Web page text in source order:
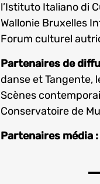
l’Istituto Italiano di
Wallonie Bruxelles
Forum culturel
Partenaires de
danse et Tangente,
Scènes
Conservatoire de
Partenaires média :